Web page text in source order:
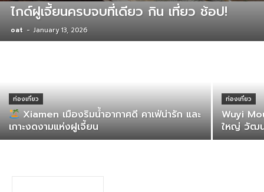
ไกด์ฝูเจี้ยนครบจบที่เดียว กิน เที่ยว ช้อป!
oat - January 13, 2026
ท่องเที่ยว
Xiamen เมืองริมน้ำอากาศดี คาเฟ่น่ารัก และ
เกาะงดงามแห่งฝูเจี้ยน
ท่องเที่ยว
Wuyi
ใหญ่ วัฒ